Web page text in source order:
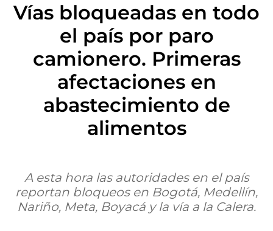
Vías bloqueadas en todo
el país por paro
camionero. Primeras
afectaciones en
abastecimiento de
alimentos
A esta hora las autoridades en el país
reportan bloqueos en Bogotá, Medellín,
Nariño, Meta, Boyacá y la vía a la Calera.